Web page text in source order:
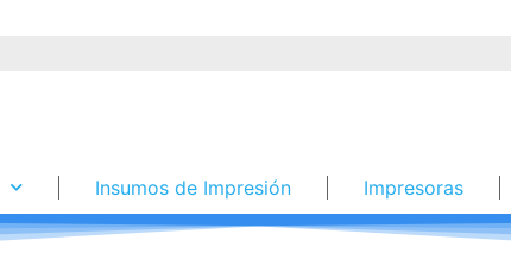
Insumos de Impresión Impresoras